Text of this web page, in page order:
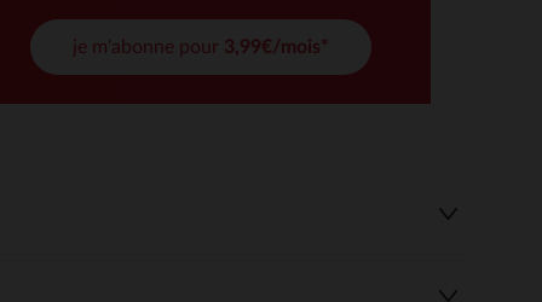
je m'abonne pour 3,99€/mois*